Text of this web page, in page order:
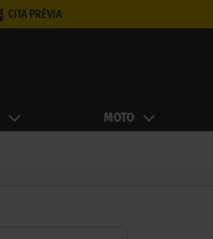
CITA PRÈVIA
MOTO